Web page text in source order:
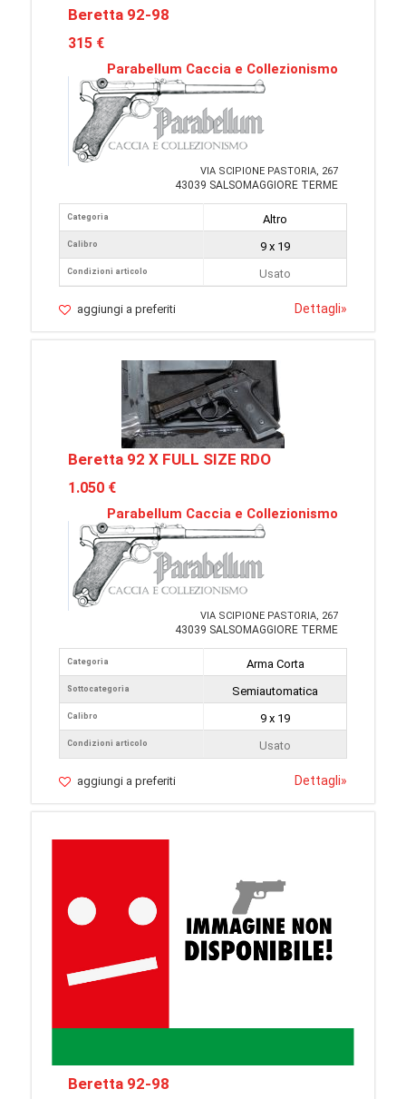
Beretta 92-98
315 €
Parabellum Caccia e Collezionismo
VIA SCIPIONE PASTORIA, 267
43039 SALSOMAGGIORE TERME
Categoria
Calibro
Condizioni articolo
Altro
9 x 19
Usato
aggiungi a preferiti Dettagli»
Beretta 92 X FULL SIZE RDO
1.050 €
Parabellum Caccia e Collezionismo
VIA SCIPIONE PASTORIA, 267
43039 SALSOMAGGIORE TERME
Categoria
Sottocategoria
Calibro
Condizioni articolo
Arma Corta
Semiautomatica
9 x 19
Usato
aggiungi a preferiti Dettagli»
Beretta 92-98